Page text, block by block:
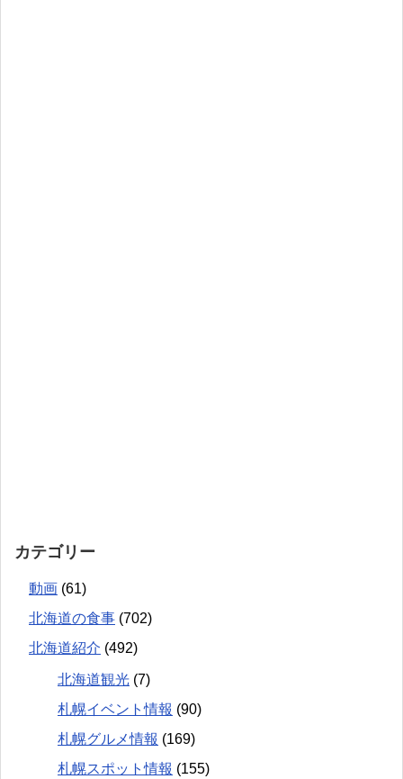
カテゴリー
動画 (61)
北海道の食事 (702)
北海道紹介 (492)
北海道観光 (7)
札幌イベント情報 (90)
札幌グルメ情報 (169)
札幌スポット情報 (155)